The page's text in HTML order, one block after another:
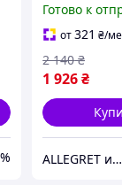
36 р-р
Готово к
от321 ₴/
1 926₴
2 140 ₴
ALLEGRET интернет-магазин обуви